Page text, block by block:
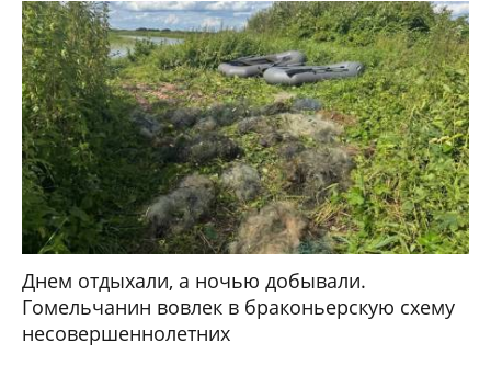
Днем отдыхали, а ночью добывали.
Гомельчанин вовлек в браконьерскую схему
несовершеннолетних